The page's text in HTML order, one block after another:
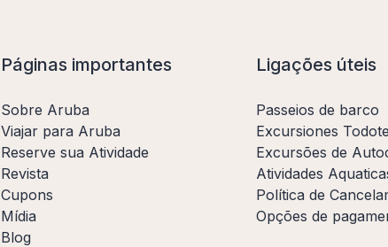
Páginas importantes
Sobre Aruba
Viajar para Aruba
Reserve sua Atividade
Revista
Cupons
Mídia
Blog
Ligações úteis
Passeios de barco
Excursiones
Excursões de
Atividades
Política de
Opções de